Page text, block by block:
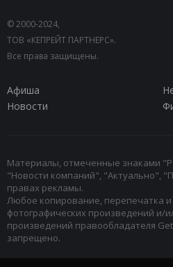
© 2000-2024,
ТОВ «КЕПРЕЙТ ПАРТНЕРС».
Все права защищены.
Афиша
Новости
Материалы, отмеченные знаками
"Новости компаний", "Актуально",
правах рекламы.
Любое копирование, перепечатка
фотографических произведений и/
произведений правообладателя
запрещено.